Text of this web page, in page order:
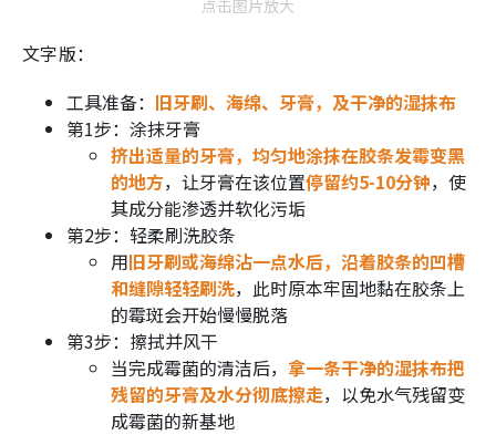
点击图片放大
文字版：
工具准备： 旧牙刷、海绵、牙膏，及干净的湿抹布
第1步：涂抹牙膏
挤出适量的牙膏，均匀地涂抹在胶条发霉变黑
的地方，让牙膏在该位置停留约5-10分钟，使
其成分能渗透并软化污垢
第2步：轻柔刷洗胶条
用旧牙刷或海绵沾一点水后，沿着胶条的凹槽
和缝隙轻轻刷洗，此时原本牢固地黏在胶条上
的霉斑会开始慢慢脱落
第3步：擦拭并风干
当完成霉菌的清洁后， 拿一条干净的湿抹布把
残留的牙膏及水分彻底擦走，以免水气残留变
成霉菌的新基地